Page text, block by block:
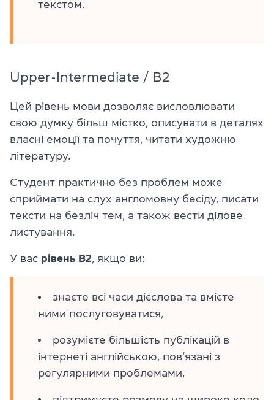
текстом.
Upper-Intermediate / B2
Цей рівень мови дозволяє висловлювати
свою думку більш містко, описувати в деталях
власні емоції та почуття, читати художню
літературу.
Студент практично без проблем може
сприймати на слух англомовну бесіду, писати
тексти на безліч тем, а також вести ділове
листування.
У вас рівень B2, якщо ви:
знаєте всі часи дієслова та вмієте
ними послуговуватися,
розумієте більшість публікацій в
інтернеті англійською, пов’язані з
регулярними проблемами,